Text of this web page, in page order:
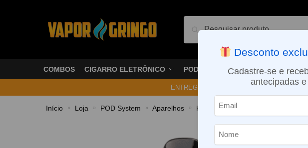
Pesquisar
COMBOS CIGARRO ELETRÔNICO PODS VAPORIZADOR DE
ENTREGA NO MESMO DIA EM SÃO
Início » Loja » POD System » Aparelhos » Kit Pod Caliburn Tenet – Uwell
Desconto
Cadastre-se e
antecipadas